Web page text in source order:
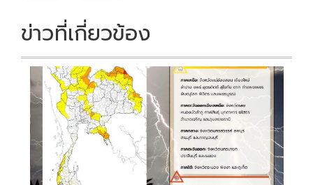
ข่าวที่เกี่ยวข้อง